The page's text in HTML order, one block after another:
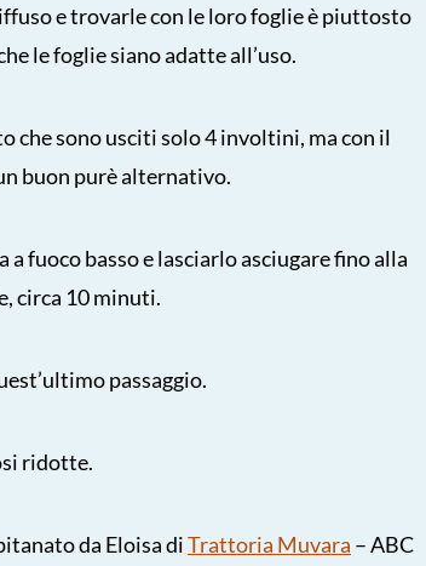
e trovarle con le loro foglie è piuttosto
le foglie siano adatte all’uso.
che sono usciti solo 4 involtini, ma con il
buon purè alternativo.
fuoco basso e lasciarlo asciugare fino alla
circa 10 minuti.
passaggio.
ridotte.
da Eloisa diTrattoria Muvara – ABC